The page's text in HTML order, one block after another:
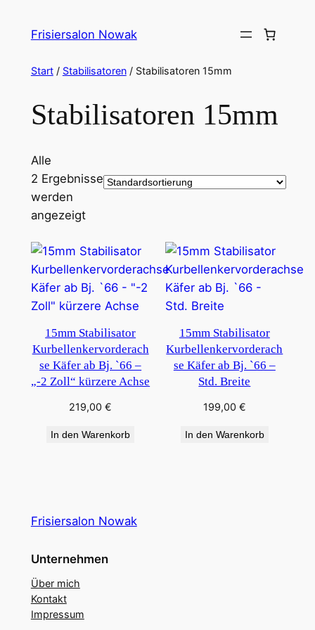
InhaltFrisiersalon Nowak
Start/ Stabilisatoren/ Stabilisatoren 15mm
Stabilisatoren 15mm
Alle
2 Ergebnisse
werden
angezeigt
15mm Stabilisator
Kurbellenkervorderach
se Käfer ab Bj. `66 –
„-2 Zoll“ kürzere Achse
219,00€
In den Warenkorb
15mm Stabilisator
Kurbellenkervorderach
se Käfer ab Bj. `66 –
Std. Breite
199,00 €
In den Warenkorb
Frisiersalon Nowak
Unternehmen
Über mich
Kontakt
Impressum